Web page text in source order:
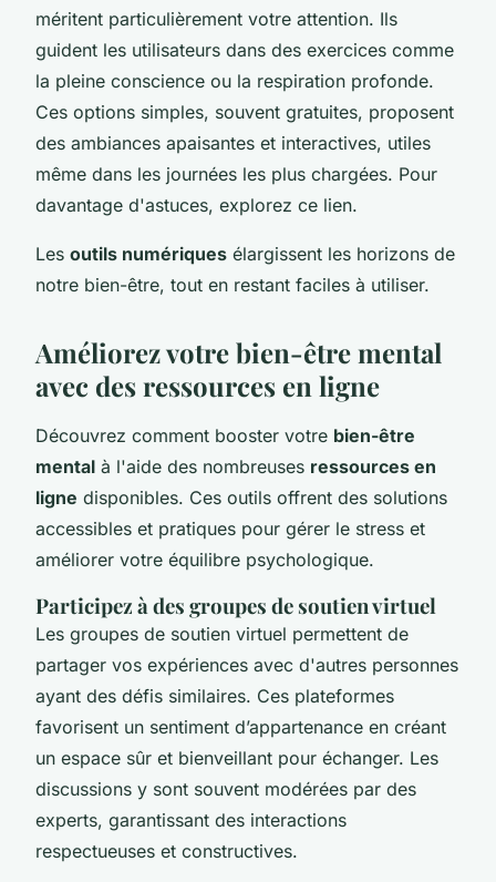
méritent particulièrement votre attention. Ils
guident les utilisateurs dans des exercices comme
la pleine conscience ou la respiration profonde.
Ces options simples, souvent gratuites, proposent
des ambiances apaisantes et interactives, utiles
même dans les journées les plus chargées. Pour
davantage d'astuces, explorez ce lien.
Les outils numériques élargissent les horizons de
notre bien-être, tout en restant faciles à utiliser.
Améliorez votre bien-être mental
avec des ressources en ligne
Découvrez comment booster votre bien-être
mental à l'aide des nombreuses ressources en
ligne disponibles. Ces outils offrent des solutions
accessibles et pratiques pour gérer le stress et
améliorer votre équilibre psychologique.
Participez à des groupes de soutien virtuel
Les groupes de soutien virtuel permettent de
partager vos expériences avec d'autres personnes
ayant des défis similaires. Ces plateformes
favorisent un sentiment d’appartenance en créant
un espace sûr et bienveillant pour échanger. Les
discussions y sont souvent modérées par des
experts, garantissant des interactions
respectueuses et constructives.